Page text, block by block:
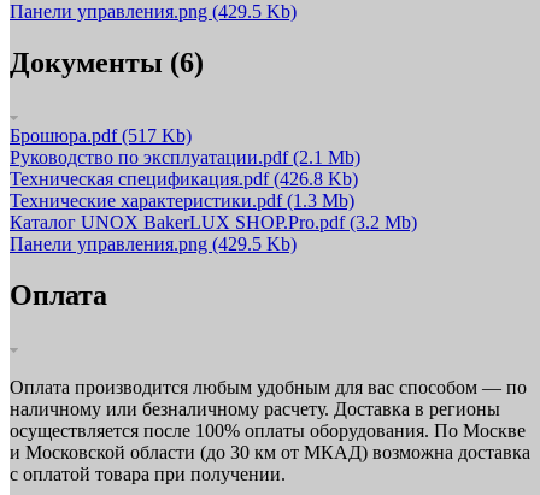
Панели управления.png (429.5 Kb)
Документы (6)
Брошюра.pdf(517 Kb)
Руководство по эксплуатации.pdf(2.1 Mb)
Техническая спецификация.pdf(426.8 Kb)
Технические характеристики.pdf(1.3 Mb)
Каталог UNOX BakerLUX SHOP.Pro.pdf(3.2 Mb)
Панели управления.png (429.5 Kb)
Оплата
Оплата производится любым удобным для вас способом — по
наличному или безналичному расчету. Доставка в регионы
осуществляется после 100% оплаты оборудования. По Москве
и Московской области (до 30 км от МКАД) возможна доставка
с оплатой товара при получении.